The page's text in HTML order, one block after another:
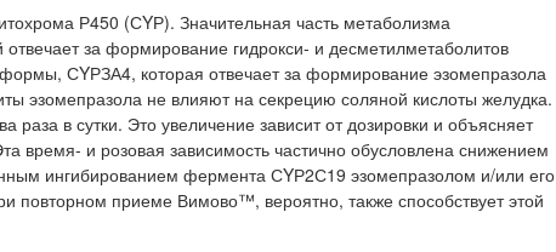
Р450 (СYР). Значительная часть метаболизма
за формирование гидрокси- и десметилметаболитов
СYРЗА4, которая отвечает за формирование эзомепразола
эзомепразола не влияют на секрецию соляной кислоты желудка.
в сутки. Это увеличение зависит от дозировки и объясняет
время- и розовая зависимость частично обусловлена снижением
ингибированием фермента СYР2С19 эзомепразолом и/или его
приеме Вимово™, вероятно, также способствует этой